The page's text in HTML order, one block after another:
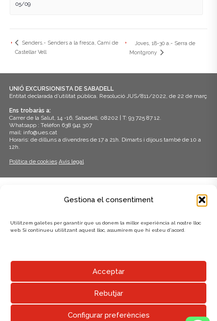
Gestiona el consentiment
Utilitzem galetes per garantir que us donem la millor experiència al nostre lloc
web. Si continueu utilitzant aquest lloc, assumirem que hi esteu d'acord.
Acceptar
Rebutjar
Configurar preferències
05/09
Senders.- Senders a la fresca, Camí de
Castellar Vell
Joves, 18-30 a.- Serra de
Montgrony
UNIÓ EXCURSIONISTA DE SABADELL
Entitat declarada d’utilitat pública. Resolució JUS/811/2022, de 22 de març
Ens trobaràs a:
Carrer de la Salut, 14 -16, Sabadell, 08202 | T: 93 725 87 12.
Whatsapp : Telèfon 638 941 307
mail: info@ues.cat
Horaris: de dilluns a divendres de 17 a 21h. Dimarts i dijous també de 10 a
12h.
Política de cookies Avís legal
AMB EL SUPORT DE: